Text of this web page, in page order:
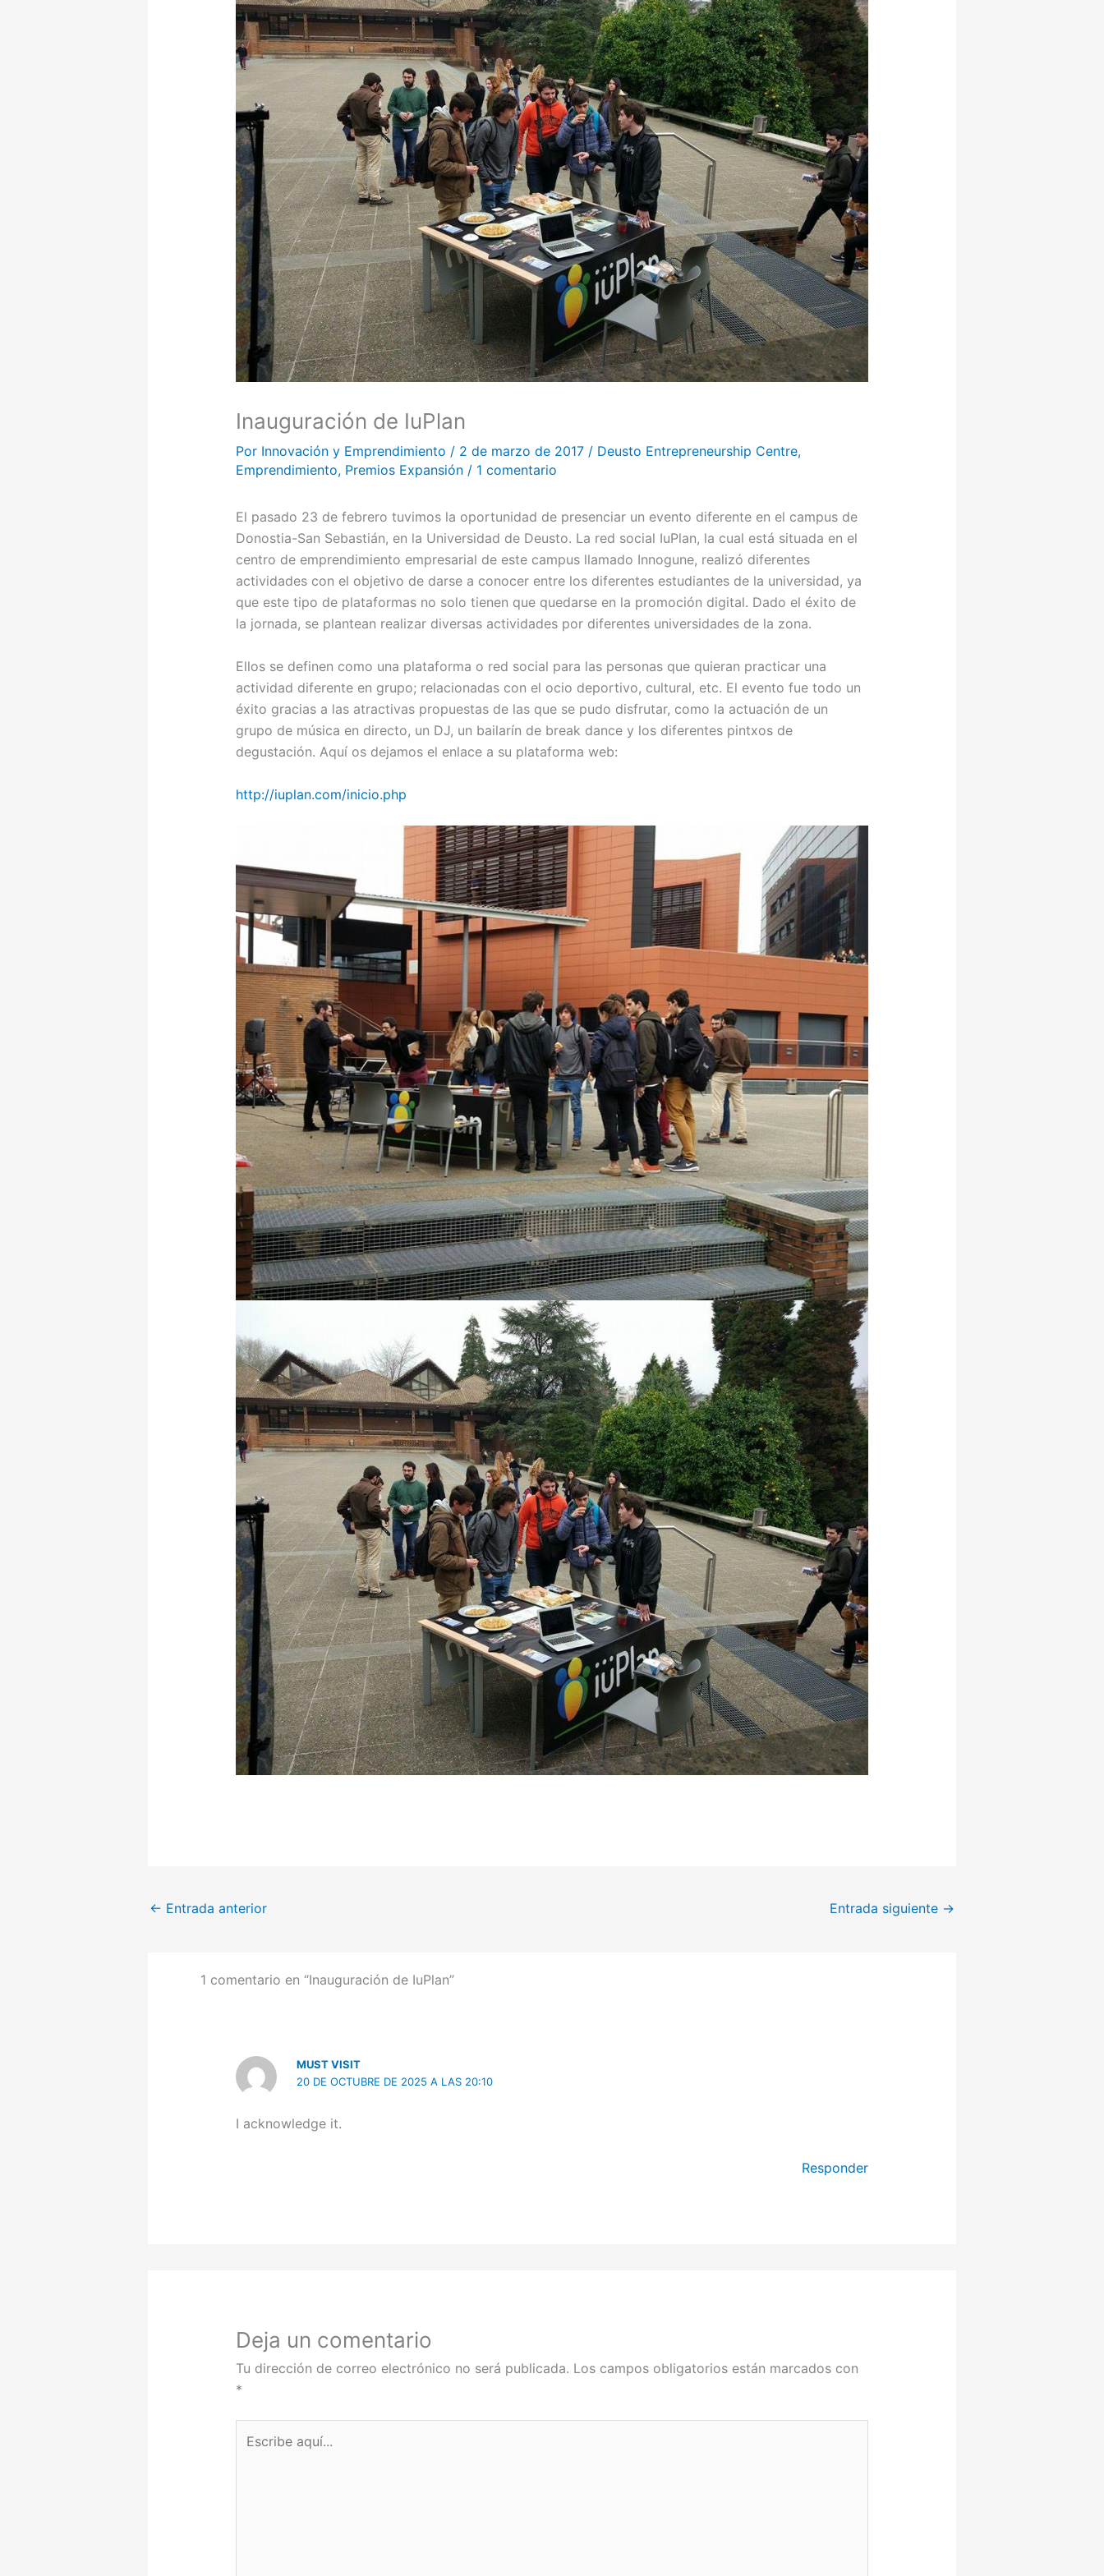
Inauguración de IuPlan
Por Innovación y Emprendimiento / 2 de marzo de 2017 / Deusto Entrepreneurship Centre,
Emprendimiento, Premios Expansión/ 1 comentario
El pasado 23 de febrero tuvimos la oportunidad de presenciar un evento diferente en el campus de
Donostia-San Sebastián, en la Universidad de Deusto. La red social IuPlan, la cual está situada en el
centro de emprendimiento empresarial de este campus llamado Innogune, realizó diferentes
actividades con el objetivo de darse a conocer entre los diferentes estudiantes de la universidad, ya
que este tipo de plataformas no solo tienen que quedarse en la promoción digital. Dado el éxito de
la jornada, se plantean realizar diversas actividades por diferentes universidades de la zona.
Ellos se definen como una plataforma o red social para las personas que quieran practicar una
actividad diferente en grupo; relacionadas con el ocio deportivo, cultural, etc. El evento fue todo un
éxito gracias a las atractivas propuestas de las que se pudo disfrutar, como la actuación de un
grupo de música en directo, un DJ, un bailarín de break dance y los diferentes pintxos de
degustación. Aquí os dejamos el enlace a su plataforma web:
http://iuplan.com/inicio.php
← Entrada anterior Entrada siguiente →
1 comentario en “Inauguración de IuPlan”
MUST VISIT
20 DE OCTUBRE DE 2025 A LAS 20:10
I acknowledge it.
Responder
Deja un comentario
Tu dirección de correo electrónico no será publicada. Los campos obligatorios están marcados con
*
aquí...